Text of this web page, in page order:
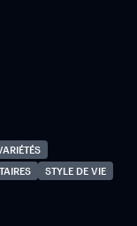
STYLE DE VIE